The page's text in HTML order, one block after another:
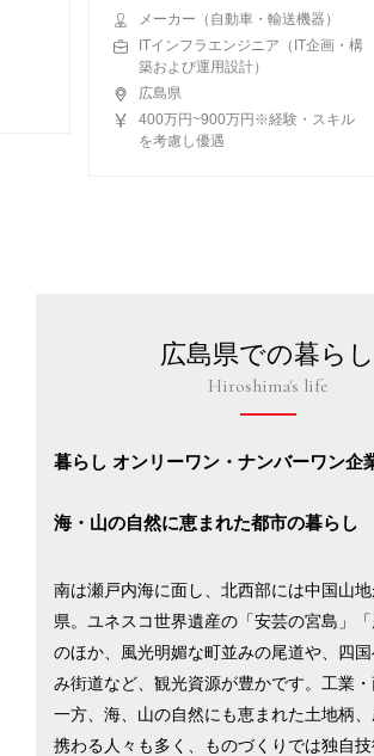
メーカー（自動車・輸送機器）
ITインフラエンジニア（IT企画・構
築および運用設計）
広島県
400万円~900万円※経験・スキル
を考慮し優遇
広島県での暮らし
Hiroshima's life
暮らし オンリーワン・ナンバーワン企
海・山の自然に恵まれた都市の暮らし
南は瀬戸内海に面し、北西部には中国山
県。ユネスコ世界遺産の「安芸の宮島」「
のほか、風光明媚な町並みの尾道や、四
み街道など、観光資源が豊かです。工業
一方、海、山の自然にも恵まれた土地柄
携わる人々も多く、ものづくりでは独自